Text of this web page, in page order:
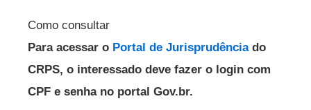
Como consultar
Para acessar o Portal de Jurisprudênciado
CRPS, o interessado deve fazer o login com
CPF e senha no portal Gov.br.